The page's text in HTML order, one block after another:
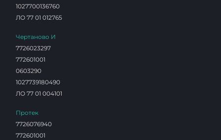
1027700136760
ЛО 77 01 012765
Чертаново И
7726023297
772601001
0603290
1027739180490
ЛО 77 01 004101
Протек
7726076940
772601001